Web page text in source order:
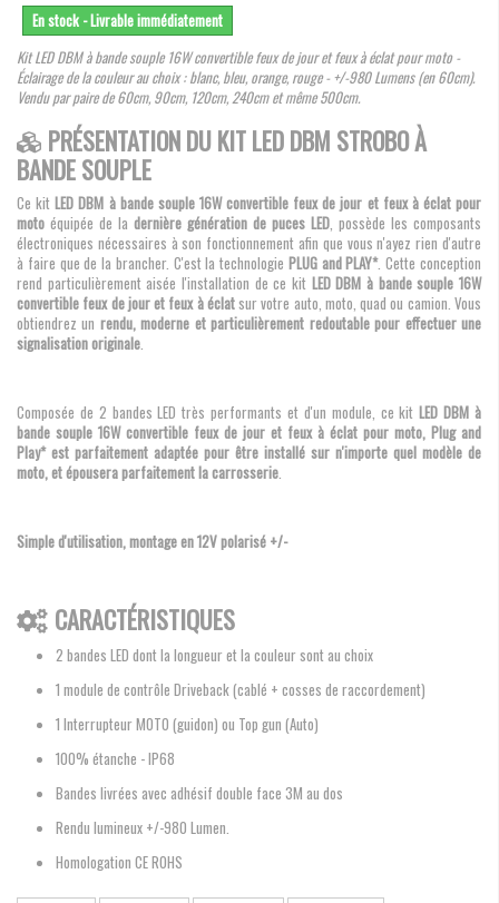
En stock - Livrable immédiatement
Kit LED DBM à bande souple 16W convertible feux de jour et feux à éclat pour moto -
Éclairage de la couleur au choix : blanc, bleu, orange, rouge - +/-980 Lumens (en 60cm).
Vendu par paire de 60cm, 90cm, 120cm, 240cm et même 500cm.
PRÉSENTATION DU KIT LED DBM STROBO À
BANDE SOUPLE
Ce kitLED DBM à bande souple 16W convertible feux de jour et feux à éclat pour
moto équipée de la dernière génération de puces LED, possède les composants
électroniques nécessaires à son fonctionnement afin que vous n'ayez rien d'autre
à faire que de la brancher. C'est la technologie PLUG and PLAY*. Cette conception
rend particulièrement aisée l'installation de ce kit LED DBM à bande souple 16W
convertible feux de jour et feux à éclatsur votre auto, moto, quad ou camion. Vous
obtiendrez un rendu, moderne et particulièrement redoutable pour effectuer une
signalisation originale.
Composée de 2 bandes LED très performants et d'un module, ce kitLED DBM à
bande souple 16W convertible feux de jour et feux à éclat pour moto, Plug and
Play* est parfaitement adaptée pour être installé sur n'importe quel modèle de
moto, et épousera parfaitement la carrosserie.
Simple d'utilisation, montage en 12V polarisé +/-
CARACTÉRISTIQUES
2 bandes LED dont la longueur et la couleur sont au choix
1 module de contrôle Driveback (cablé + cosses de raccordement)
1 Interrupteur MOTO (guidon) ou Top gun (Auto)
100% étanche - IP68
Bandes livrées avec adhésif double face 3M au dos
Rendu lumineux +/-980 Lumen.
Homologation CE ROHS